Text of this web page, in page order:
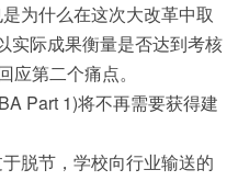
为什么在这次大改革中取
实际成果衡量是否达到考核
应第二个痛点。
Part 1)将不再需要获得建
脱节，学校向行业输送的